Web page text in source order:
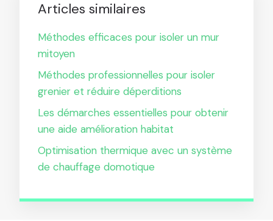
Articles similaires
Méthodes efficaces pour isoler un mur
mitoyen
Méthodes professionnelles pour isoler
grenier et réduire déperditions
Les démarches essentielles pour obtenir
une aide amélioration habitat
Optimisation thermique avec un système
de chauffage domotique